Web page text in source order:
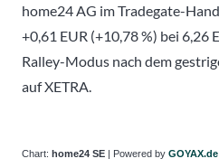
home24 AG im Tradegate-
+0,61 EUR (+10,78 %) bei 6,26
Ralley-Modus nach dem
auf XETRA.
Chart: home24 SE | Powered by GOYAX.de